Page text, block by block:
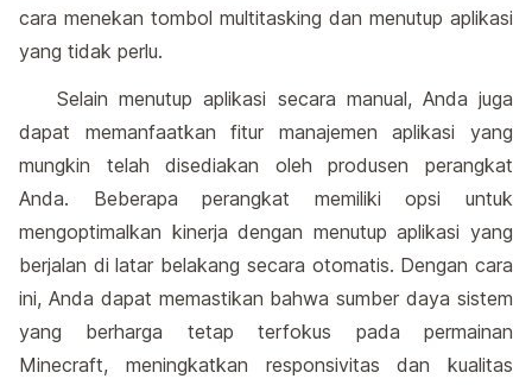
cara menekan tombol multitasking dan menutup aplikasi
yang tidak perlu.
Selain menutup aplikasi secara manual, Anda juga
dapat memanfaatkan fitur manajemen aplikasi yang
mungkin telah disediakan oleh produsen perangkat
Anda. Beberapa perangkat memiliki opsi untuk
mengoptimalkan kinerja dengan menutup aplikasi yang
berjalan di latar belakang secara otomatis. Dengan cara
ini, Anda dapat memastikan bahwa sumber daya sistem
yang berharga tetap terfokus pada permainan
Minecraft, meningkatkan responsivitas dan kualitas